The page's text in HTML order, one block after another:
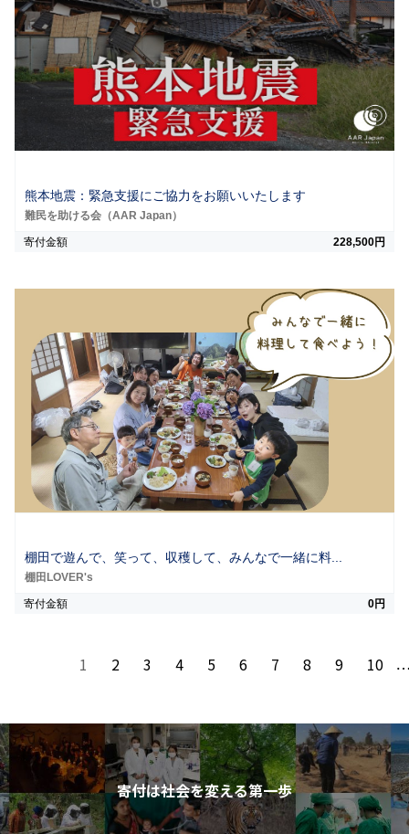
熊本地震：緊急支援にご協力をお願いいたします
難民を助ける会（AAR Japan）
寄付金額 228,500円
棚田で遊んで、笑って、収穫して、みんなで一緒に料...
棚田LOVER's
寄付金額 0円
1 2 3 4 5 6 7 8 9 10
寄付は社会を変える第一歩